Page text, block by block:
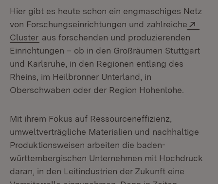
Hier gibt es heute schon ein engmaschiges Netz
von Forschungseinrichtungen und zahlreiche
Cluster (Öffnet in neuem Fenster)
aus forschenden und produzierenden
Einrichtungen – ob in den Großräumen Stuttgart
und Karlsruhe, in den Regionen entlang des
Rheins, im Heilbronner Unterland, in
Oberschwaben oder der Region Hohenlohe.
Mit ihrem Fokus auf Ressourceneffizienz,
umweltverträgliche Materialien und nachhaltige
Produktionsweisen arbeiten die baden-
württembergischen Unternehmen mit Hochdruck
daran, in den Leitindustrien der Zukunft eine